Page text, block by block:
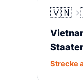
🇻🇳
Strecke